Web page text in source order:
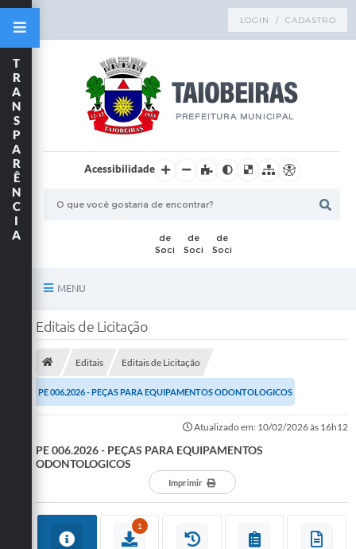
LOGIN / CADASTRO
Acessibilidade
MENU
Principal
A Nossa Cidade
T
R
A
N
S
P
A
R
Ê
N
C
I
A
Editais de Licitação
Editais Editais de Licitação
PE 006.2026 - PEÇAS PARA EQUIPAMENTOS ODONTOLOGICOS
Atualizado em: 10/02/2026 às 16h12
PE 006.2026 - PEÇAS PARA EQUIPAMENTOS
ODONTOLOGICOS
Imprimir
1